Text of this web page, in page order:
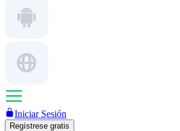
Iniciar Sesión
Regístrese gratis